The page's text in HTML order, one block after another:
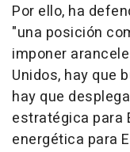
Por ello, ha
"una posición
imponer
Unidos, hay que
hay que
estratégica para
energética para